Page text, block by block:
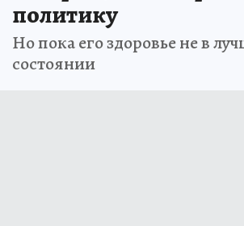
политику
Но пока его здоровье не в
состоянии